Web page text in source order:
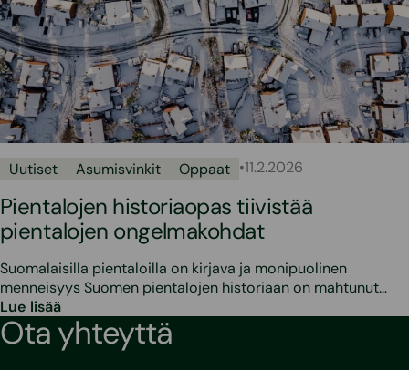
Uutiset Asumisvinkit Oppaat •11.2.2026
Pientalojen historiaopas tiivistää
pientalojen ongelmakohdat
Suomalaisilla pientaloilla on kirjava ja monipuolinen
menneisyys Suomen pientalojen historiaan on mahtunut…
Lue lisää
Ota yhteyttä